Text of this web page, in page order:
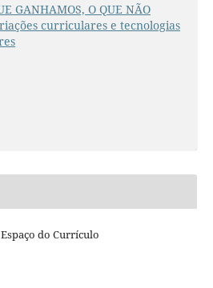
GANHAMOS, O QUE NÃO
curriculares e tecnologias
do Currículo